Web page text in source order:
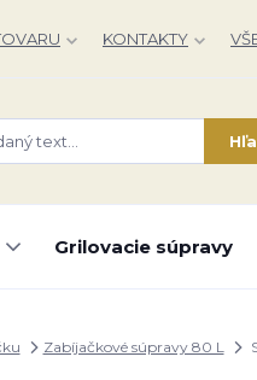
KONTAKTY
Grilovacie súpravy
Zabíjačkové súpravy 80 L